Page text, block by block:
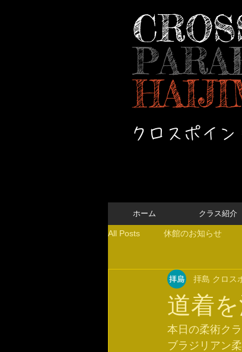
クロスポイ
ホーム クラス紹介
All Posts 休館のお知らせ
道着
拝島 クロス
本日の柔術ク
ブラジリアン